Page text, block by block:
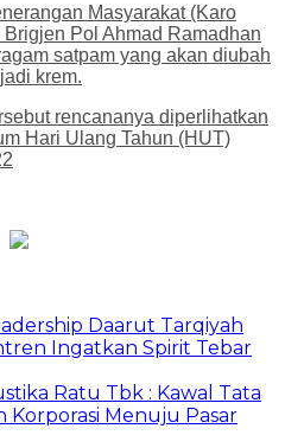
Masyarakat (Karo
Pol Ahmad Ramadhan
satpam yang akan diubah
krem.
rencananya diperlihatkan
Hari Ulang Tahun (HUT)
Daarut Tarqiyah
Ingatkan Spirit Tebar
Ratu Tbk : Kawal Tata
Menuju Pasar